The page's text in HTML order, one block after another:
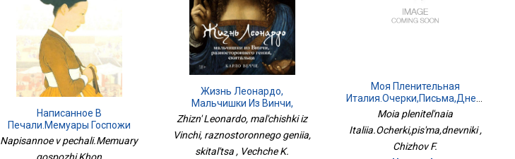
Написанное В
Печали.Мемуары Госпожи
Хон
Napisannoe v pechali.Memuary
Жизнь Леонардо,
Мальчишки Из Винчи,
Разностороннего Гения,
Скитальца
Zhizn' Leonardo, mal'chishki iz
Vinchi, raznostoronnego geniia,
skital'tsa , Vechche K.
Моя Пленительная
Moia plenitel'naia
Italiia.Ocherki,pis'ma,dnevniki ,
Chizhov F.